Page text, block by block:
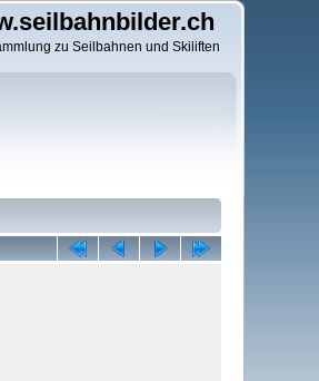
zu Seilbahnen und Skiliften